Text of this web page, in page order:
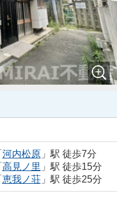
河内松原」駅 徒歩7分
高見ノ里 」駅 徒歩15分
恵我ノ荘」駅 徒歩25分